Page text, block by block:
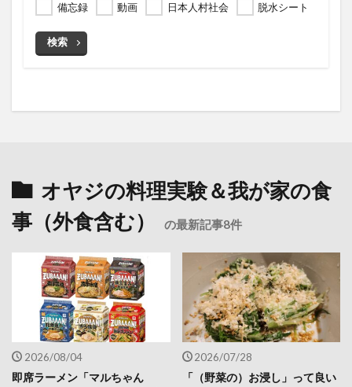
備忘録
動画 日本人村社会 脱水シート
検索
オヤジの料理実験＆我が家の食
事（外食含む）
の最新記事8件
2026/08/04
即席ラーメン「マルちゃん
2026/07/28
「（野菜の）お浸し」って良い